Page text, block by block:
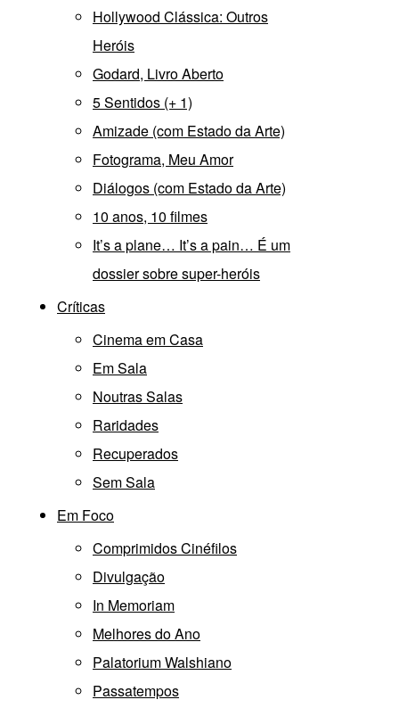
Hollywood Clássica: Outros
Heróis
Godard, Livro Aberto
5 Sentidos (+ 1)
Amizade (com Estado da Arte)
Fotograma, Meu Amor
Diálogos (com Estado da Arte)
10 anos, 10 filmes
It’s a plane… It’s a pain… É um
dossier sobre super-heróis
Críticas
Cinema em Casa
Em Sala
Noutras Salas
Raridades
Recuperados
Sem Sala
Em Foco
Comprimidos Cinéfilos
Divulgação
In Memoriam
Melhores do Ano
Palatorium Walshiano
Passatempos